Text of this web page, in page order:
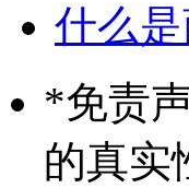
什么
*免责
的真实